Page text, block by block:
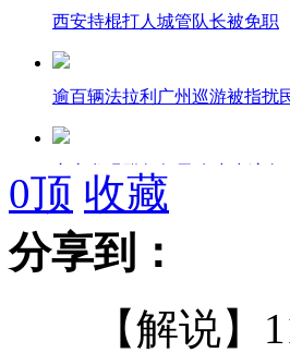
西安持棍打人城管队长被免职
逾百辆法拉利广州巡游被指扰
唐山发现群鸟鸟尸 有中毒迹象
50元直飞吉隆坡 亚航登录上海
快速全基因组测序帮助抑制超
0顶 收藏
分享到：
【解说】11